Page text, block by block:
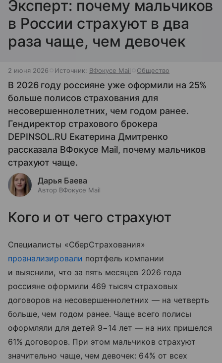
Эксперт: почему мальчиков
в России страхуют в два
раза чаще, чем девочек
2 июня 2026 Источник: ВФокусе Mail Общество
В 2026 году россияне уже оформили на 25%
больше полисов страхования для
несовершеннолетних, чем годом ранее.
Гендиректор страхового брокера
DEPINSOL.RU Екатерина Дмитренко
рассказала ВФокусе Mail, почему мальчиков
страхуют чаще.
Дарья Баева
Автор ВФокусе Mail
Кого и от чего страхуют
Специалисты «СберСтрахования»
проанализировали портфель компании
и выяснили, что за пять месяцев 2026 года
россияне оформили 469 тысяч страховых
договоров на несовершеннолетних — на четверть
больше, чем годом ранее. Чаще всего полисы
оформляли для детей 9−14 лет — на них пришелся
61% договоров. При этом мальчиков страхуют
значительно чаще, чем девочек: 64% от всех